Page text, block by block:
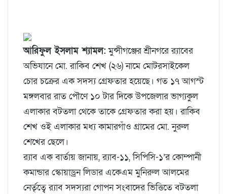
আরিফুল ইসলাম শ্যামল:মুন্সীগঞ্জের শ্রীনগরে র‌্যাবের
অভিযানে মো. রাকিব শেখ (২৬) নামে মোটরসাইকেল
চোর চক্রের এক সদস্য গ্রেফতার হয়েছে। গত ১৭ আগস্ট
মঙ্গলবার রাত পৌণে ১০ টার দিকে উপজেলার ভাগ্যকুল
এলাকার বটতলা থেকে তাকে গ্রেফতার করা হয়। রাকিব
শেখ ওই এলাকার মধ্য কামারগাঁও গ্রামের মো. নুরুল
শেখের ছেলে।
র‌্যাব এক বার্তায় জানায়, র‌্যাব-১১, সিপিসি-১’র কোম্পানী
কমান্ডার স্কোয়াড্রন লিডার একেএম মুনিরুল আলমের
নের্তৃত্বে র‌্যাব সদস্যরা গোপন সংবাদের ভিত্তিতে বটতলা